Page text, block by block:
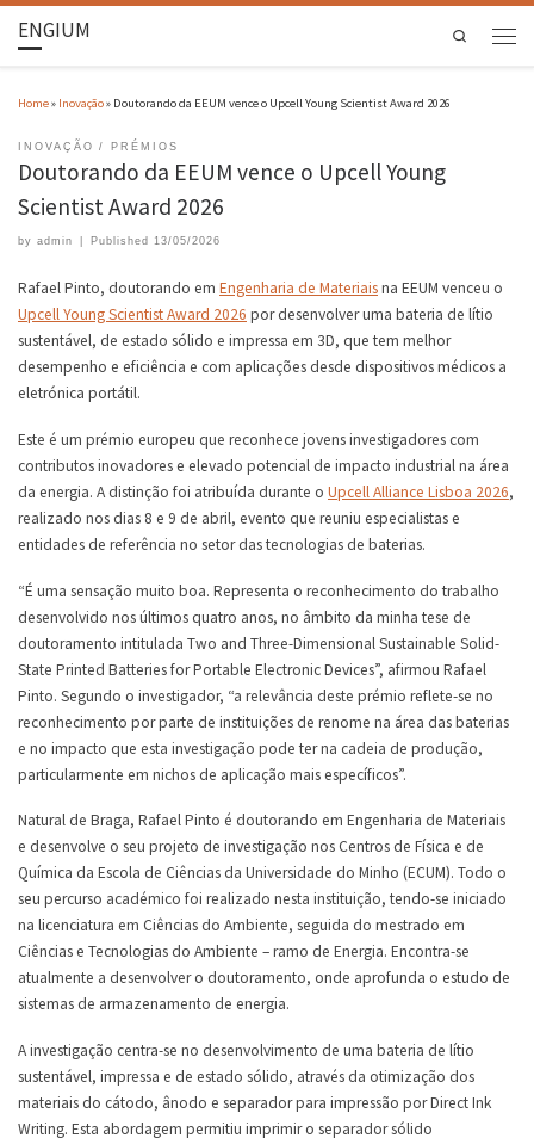
ENGIUM Search
Home» Inovação» Doutorando da EEUM vence o Upcell Young Scientist Award 2026
INOVAÇÃO PRÉMIOS
Doutorando da EEUM vence o Upcell Young
Scientist Award 2026
by admin Published 13/05/2026
Rafael Pinto, doutorando em Engenharia de Materiaisna EEUM venceu o
Upcell Young Scientist Award 2026 por desenvolver uma bateria de lítio
sustentável, de estado sólido e impressa em 3D, que tem melhor
desempenho e eficiência e com aplicações desde dispositivos médicos a
eletrónica portátil.
Este é um prémio europeu que reconhece jovens investigadores com
contributos inovadores e elevado potencial de impacto industrial na área
da energia. A distinção foi atribuída durante o Upcell Alliance Lisboa 2026,
realizado nos dias 8 e 9 de abril, evento que reuniu especialistas e
entidades de referência no setor das tecnologias de baterias.
“É uma sensação muito boa. Representa o reconhecimento do trabalho
desenvolvido nos últimos quatro anos, no âmbito da minha tese de
doutoramento intitulada Two and Three-Dimensional Sustainable Solid-
State Printed Batteries for Portable Electronic Devices”, afirmou Rafael
Pinto. Segundo o investigador, “a relevância deste prémio reflete-se no
reconhecimento por parte de instituições de renome na área das baterias
e no impacto que esta investigação pode ter na cadeia de produção,
particularmente em nichos de aplicação mais específicos”.
Natural de Braga, Rafael Pinto é doutorando em Engenharia de Materiais
e desenvolve o seu projeto de investigação nos Centros de Física e de
Química da Escola de Ciências da Universidade do Minho (ECUM). Todo o
seu percurso académico foi realizado nesta instituição, tendo-se iniciado
na licenciatura em Ciências do Ambiente, seguida do mestrado em
Ciências e Tecnologias do Ambiente – ramo de Energia. Encontra-se
atualmente a desenvolver o doutoramento, onde aprofunda o estudo de
sistemas de armazenamento de energia.
A investigação centra-se no desenvolvimento de uma bateria de lítio
sustentável, impressa e de estado sólido, através da otimização dos
materiais do cátodo, ânodo e separador para impressão por Direct Ink
Writing. Esta abordagem permitiu imprimir o separador sólido